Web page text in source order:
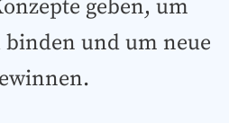
geben, um
und um neue